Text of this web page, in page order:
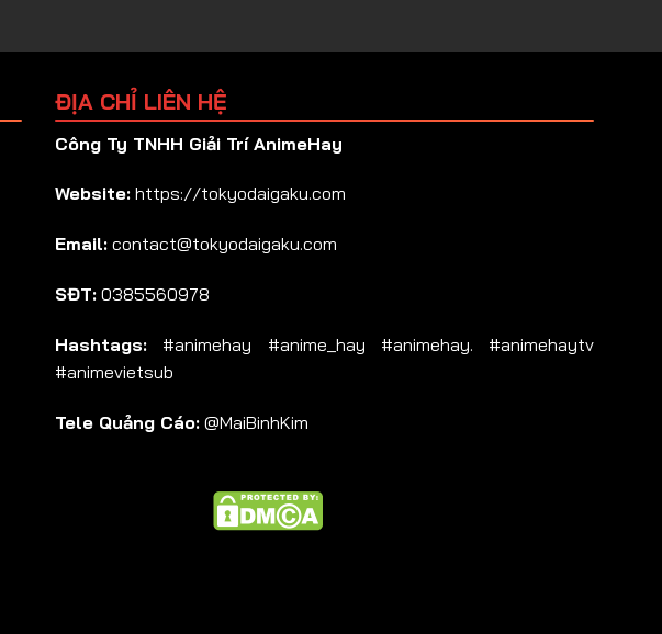
ĐỊA CHỈ LIÊN HỆ
Công Ty TNHH Giải Trí AnimeHay
Website: https://tokyodaigaku.com
Email: contact@tokyodaigaku.com
SĐT: 0385560978
Hashtags: #animehay #anime_hay #animehay. #animehaytv
#animevietsub
Tele Quảng Cáo: @MaiBinhKim